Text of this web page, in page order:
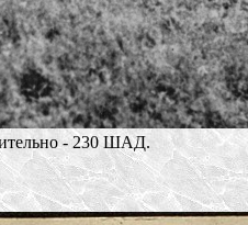
- 230 ШАД.